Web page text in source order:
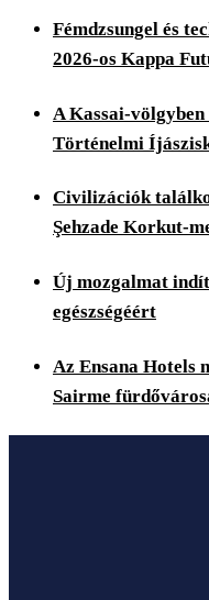
Fémdzsungel és
2026-os Kappa
A Kassai-
Történelmi
Civilizációk
Şehzade Korkut-
Új mozgalmat
egészségéért
Az Ensana Hotels
Sairme